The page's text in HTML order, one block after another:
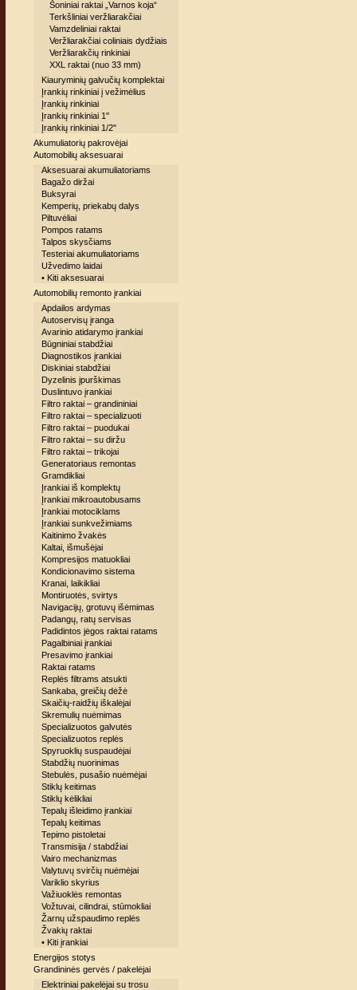
Šoniniai raktai „Varnos koja“
Terkšliniai veržliarakčiai
Vamzdeliniai raktai
Veržliarakčiai coliniais dydžiais
Veržliarakčių rinkiniai
XXL raktai (nuo 33 mm)
Kiauryminių galvučių komplektai
Įrankių rinkiniai į vežimėlius
Įrankių rinkiniai
Įrankių rinkiniai 1''
Įrankių rinkiniai 1/2"
Akumuliatorių pakrovėjai
Automobilių aksesuarai
Aksesuarai akumuliatoriams
Bagažo diržai
Buksyrai
Kemperių, priekabų dalys
Piltuvėliai
Pompos ratams
Talpos skysčiams
Testeriai akumuliatoriams
Užvedimo laidai
• Kiti aksesuarai
Automobilių remonto įrankiai
Apdailos ardymas
Autoservisų įranga
Avarinio atidarymo įrankiai
Būgniniai stabdžiai
Diagnostikos įrankiai
Diskiniai stabdžiai
Dyzelinis įpurškimas
Duslintuvo įrankiai
Filtro raktai – grandininiai
Filtro raktai – specializuoti
Filtro raktai – puodukai
Filtro raktai – su diržu
Filtro raktai – trikojai
Generatoriaus remontas
Gramdikliai
Įrankiai iš komplektų
Įrankiai mikroautobusams
Įrankiai motociklams
Įrankiai sunkvežimiams
Kaitinimo žvakės
Kaltai, išmušėjai
Kompresijos matuokliai
Kondicionavimo sistema
Kranai, laikikliai
Montiruotės, svirtys
Navigacijų, grotuvų išėmimas
Padangų, ratų servisas
Padidintos jėgos raktai ratams
Pagalbiniai įrankiai
Presavimo įrankiai
Raktai ratams
Replės filtrams atsukti
Sankaba, greičių dėžė
Skaičių-raidžių iškalėjai
Skremulių nuėmimas
Specializuotos galvutės
Specializuotos replės
Spyruoklių suspaudėjai
Stabdžių nuorinimas
Stebulės, pusašio nuėmėjai
Stiklų keitimas
Stiklų kėlikliai
Tepalų išleidimo įrankiai
Tepalų keitimas
Tepimo pistoletai
Transmisija / stabdžiai
Vairo mechanizmas
Valytuvų svirčių nuėmėjai
Variklio skyrius
Važiuoklės remontas
Vožtuvai, cilindrai, stūmokliai
Žarnų užspaudimo replės
Žvakių raktai
• Kiti įrankiai
Energijos stotys
Grandininės gervės / pakelėjai
Elektriniai pakelėjai su trosu